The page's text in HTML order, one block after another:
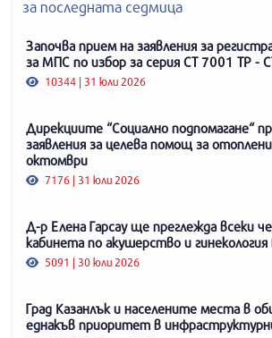
за последната седмица
Започва прием на заявления за
за МПС по избор за серия СТ 7001 ТР -
10344 | 31 юли 2026
Дирекциите “Социално подпомагане“
заявления за целева помощ за
октомври
7176 | 31 юли 2026
Д-р Елена Гарсау ще преглежда всеки
кабинета по акушерство и
5091 | 30 юли 2026
Град Казанлък и населените места в
еднакъв приоритет в